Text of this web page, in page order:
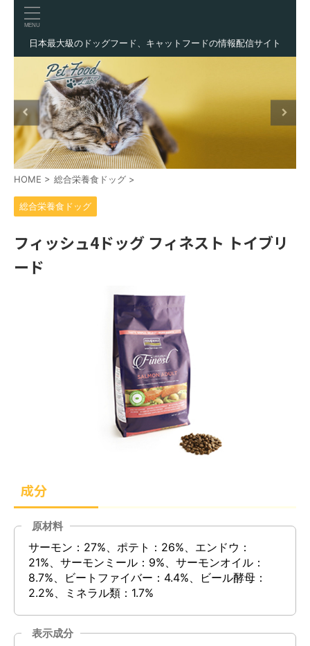
日本最大級のドッグフード、キャットフードの情報配信サイト
HOME > 総合栄養食ドッグ >
総合栄養食ドッグ
フィッシュ4ドッグ フィネスト トイブリ
ード
成分
原材料
サーモン：27%、ポテト：26%、エンドウ：
21%、サーモンミール：9%、サーモンオイル：
8.7%、ビートファイバー：4.4%、ビール酵母：
2.2%、ミネラル類：1.7%
表示成分